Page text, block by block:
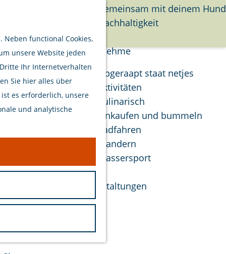
Neben functional Cookies,
unsere Website jeden
Ihr Internetverhalten
Sie hier alles über
es erforderlich, unsere
und analytische
Gemeinsam mit deinem Hund
Nachhaltigkeit
Unternehme
Opgeraapt staat netjes
Aktivitäten
Kulinarisch
Einkaufen und bummeln
Radfahren
Wandern
Wassersport
Veranstaltungen